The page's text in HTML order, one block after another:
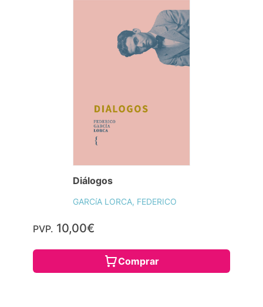
Diálogos
GARCíA LORCA, FEDERICO
PVP. 10,00€
Comprar